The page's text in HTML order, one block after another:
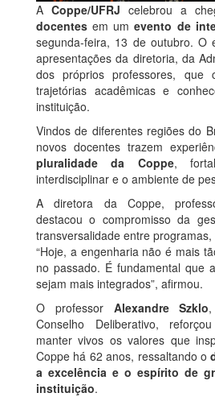
A Coppe/UFRJ celebrou a
docentes em umevento de
segunda-feira, 13 de outubro. O
apresentações da diretoria, da
dos próprios professores, que
trajetórias acadêmicas e
instituição.
Vindos de diferentes regiões do
novos docentes trazem
pluralidade da Coppe,
interdisciplinar e o ambiente de
A diretora da Coppe,
destacou o compromisso da
transversalidade entre
“Hoje, a engenharia não é mais
no passado. É fundamental que
sejam mais integrados”, afirmou.
O professor Alexandre Szklo
Conselho Deliberativo,
manter vivos os valores que
Coppe há 62 anos, ressaltando o
a excelência e o espírito de
instituição.